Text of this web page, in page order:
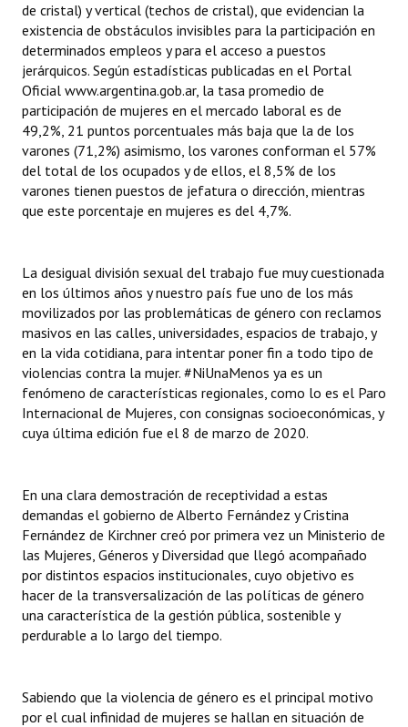
de cristal) y vertical (techos de cristal), que evidencian la
existencia de obstáculos invisibles para la participación en
determinados empleos y para el acceso a puestos
jerárquicos. Según estadísticas publicadas en el Portal
Oficial www.argentina.gob.ar, la tasa promedio de
participación de mujeres en el mercado laboral es de
49,2%, 21 puntos porcentuales más baja que la de los
varones (71,2%) asimismo, los varones conforman el 57%
del total de los ocupados y de ellos, el 8,5% de los
varones tienen puestos de jefatura o dirección, mientras
que este porcentaje en mujeres es del 4,7%.
La desigual división sexual del trabajo fue muy cuestionada
en los últimos años y nuestro país fue uno de los más
movilizados por las problemáticas de género con reclamos
masivos en las calles, universidades, espacios de trabajo, y
en la vida cotidiana, para intentar poner fin a todo tipo de
violencias contra la mujer. #NiUnaMenos ya es un
fenómeno de características regionales, como lo es el Paro
Internacional de Mujeres, con consignas socioeconómicas, y
cuya última edición fue el 8 de marzo de 2020.
En una clara demostración de receptividad a estas
demandas el gobierno de Alberto Fernández y Cristina
Fernández de Kirchner creó por primera vez un Ministerio de
las Mujeres, Géneros y Diversidad que llegó acompañado
por distintos espacios institucionales, cuyo objetivo es
hacer de la transversalización de las políticas de género
una característica de la gestión pública, sostenible y
perdurable a lo largo del tiempo.
Sabiendo que la violencia de género es el principal motivo
por el cual infinidad de mujeres se hallan en situación de